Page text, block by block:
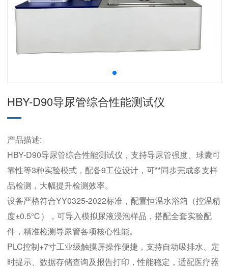
HBY-D90导尿管综合性能测试仪
产品描述:
HBY-D90导尿管综合性能测试仪，支持导尿管强度、球囊可
靠性等3种实验模式，配备9工位设计，可**同步完成多支样
品检测，大幅提升检测效率。
设备严格符合YY0325-2022标准，配置恒温水浴箱（控温精
度±0.5℃），可导入模拟尿液浸泡样品，搭配全套实验配
件，精准检测导尿管各项核心性能。
PLC控制+7寸工业级触摸屏操作便捷，支持自动吸排水、定
时提示、数据存储查询及报告打印，性能稳定，适配医疗器